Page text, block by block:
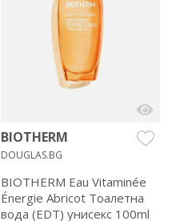
BIOTHERM
DOUGLAS.BG
BIOTHERM Eau Vitaminée
Énergie Abricot Тоалетна
вода (EDT) унисекс 100ml